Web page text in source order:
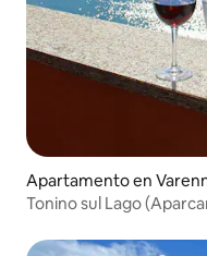
Apartamento en
Tonino sul Lago